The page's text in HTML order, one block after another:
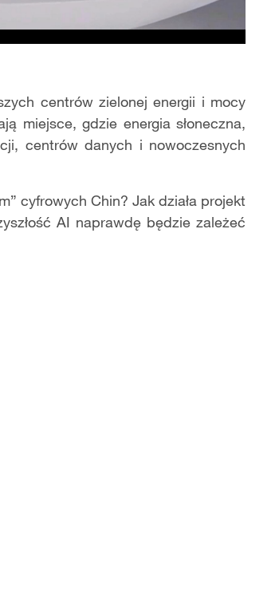
centrów zielonej energii i mocy
miejsce, gdzie energia słoneczna,
centrów danych i nowoczesnych
cyfrowych Chin? Jak działa projekt
AI naprawdę będzie zależeć